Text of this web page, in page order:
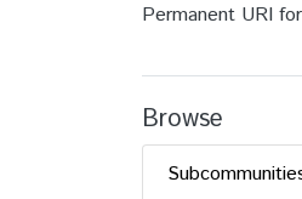
Permanent URI
Browse